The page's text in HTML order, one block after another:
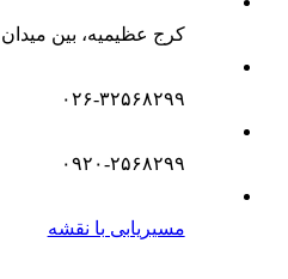
کرج عظیمیه، بین
۰۲۶-۳۲۵۶۸۲۹۹
۰۹۲۰-۲۵۶۸۲۹۹
مسیریابی با نقشه